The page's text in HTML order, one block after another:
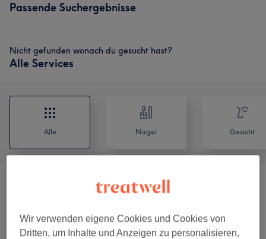
Passende Suchergebnisse
Nicht gefunden wonach du gesucht hast?
Alle Services
Alle Nägel Gesicht
Maniküre & Pediküre (4)
Nagel-Neumodellagen: UV Gel / Acryl
System ( 1)
ab 33 €
Wir verwenden eigene Cookies und Cookies von
Dritten, um Inhalte und Anzeigen zu personalisieren,